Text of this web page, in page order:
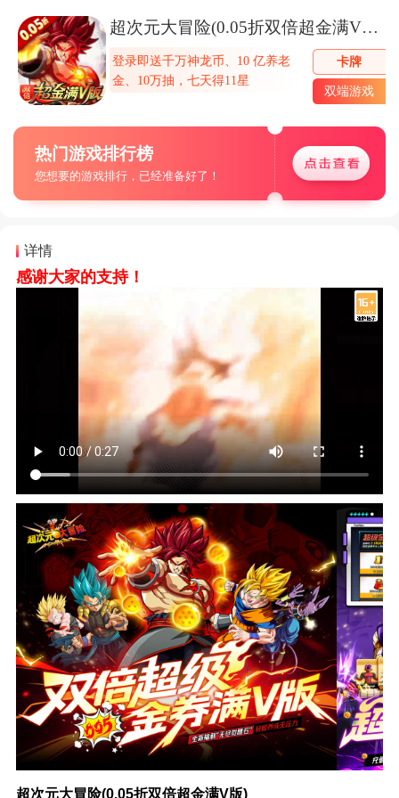
超次元大冒险(0.05折双倍超金满V版)
登录即送千万神龙币、10 亿养老
金、10万抽，七天得11星
卡牌
双端游戏
热门游戏排行榜
您想要的游戏排行，已经准备好了！
详情
感谢大家的支持！
超次元大冒险(0.05折双倍超金满V版)